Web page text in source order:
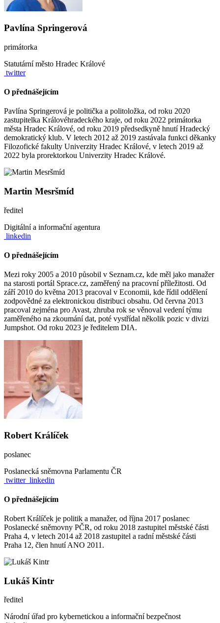
Pavlína Springerová
primátorka
Statutární město Hradec Králové
twitter
O přednášejícím
Pavlína Springerová je politička a politoložka, od roku 2020
zastupitelka Královéhradeckého kraje, od roku 2022 primátorka
města Hradec Králové, od roku 2019 předsedkyně hnutí Hradecký
demokratický klub. V letech 2012 až 2019 zastávala funkci děkanky
Filozofické fakulty Univerzity Hradec Králové, v letech 2019 až
2022 byla prorektorkou Univerzity Hradec Králové.
Martin Mesršmíd
ředitel
Digitální a informační agentura
linkedin
O přednášejícím
Mezi roky 2005 a 2010 působil v Seznam.cz, kde měl jako manažer
na starosti portál Sprace.cz, zaměřený na pracovní příležitosti. Od
září 2010 do května 2013 pracoval v Economii, kde řídil oddělení
zodpovědné za elektronickou distribuci obsahu. Od června 2013
pracoval zejména pro Avast, zhruba rok se věnoval vedení týmu
zaměřeného na zkoumání dat, poté vystřídal několik pozic v divizi
Jumpshot. Od roku 2023 je ředitelem DIA.
Robert Králíček
poslanec
Poslanecká sněmovna Parlamentu ČR
twitter linkedin
O přednášejícím
Robert Králíček je politik a manažer, od října 2017 poslanec
Poslanecké sněmovny PČR, od roku 2018 zastupitel městské části
Praha 4, v letech 2014 až 2018 zastupitel a radní městské části
Praha 12, člen hnutí ANO 2011.
Lukáš Kintr
ředitel
Národní úřad pro kybernetickou a informační bezpečnost